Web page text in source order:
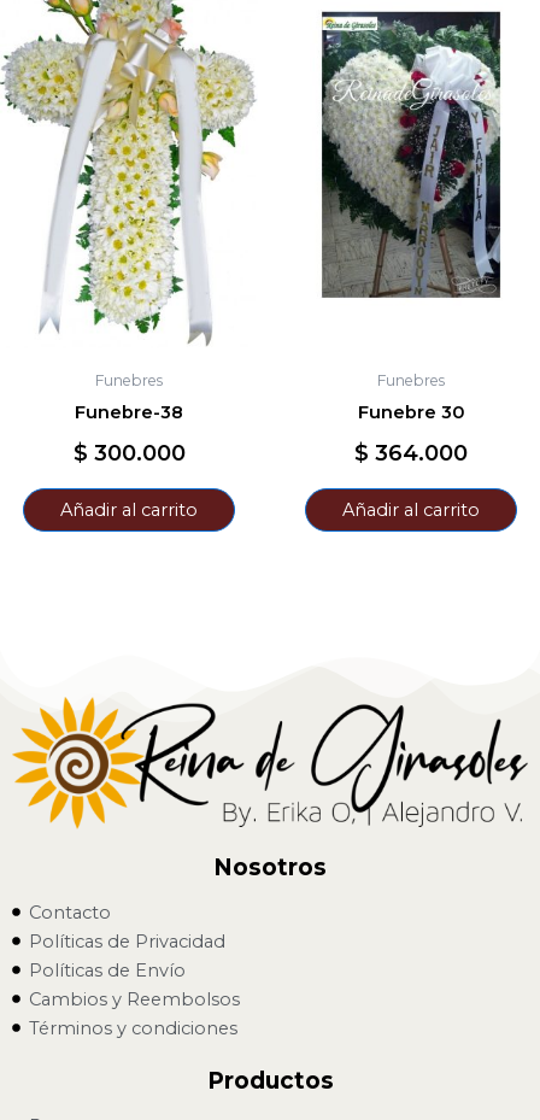
Funebres
Funebre-38
$ 300.000
Añadir al carrito
Funebres
Funebre 30
$ 364.000
Añadir al carrito
Nosotros
Contacto
Políticas de Privacidad
Políticas de Envío
Cambios y Reembolsos
Términos y condiciones
Productos